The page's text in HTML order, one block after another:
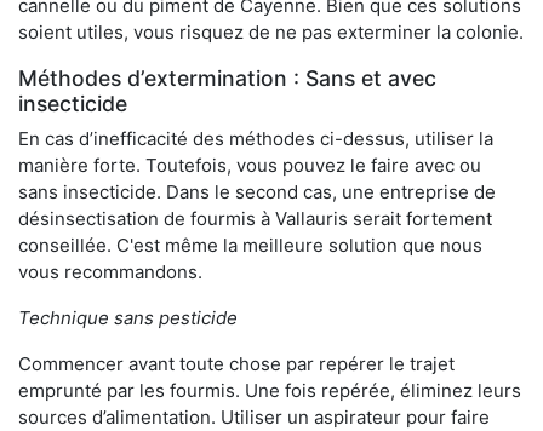
cannelle ou du piment de Cayenne. Bien que ces solutions
soient utiles, vous risquez de ne pas exterminer la colonie.
Méthodes d’extermination : Sans et avec
insecticide
En cas d’inefficacité des méthodes ci-dessus, utiliser la
manière forte. Toutefois, vous pouvez le faire avec ou
sans insecticide. Dans le second cas, une entreprise de
désinsectisation de fourmis à Vallauris serait fortement
conseillée. C'est même la meilleure solution que nous
vous recommandons.
Technique sans pesticide
Commencer avant toute chose par repérer le trajet
emprunté par les fourmis. Une fois repérée, éliminez leurs
sources d’alimentation. Utiliser un aspirateur pour faire